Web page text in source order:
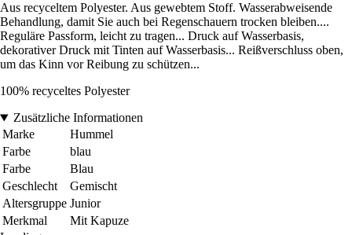
Aus recyceltem Polyester. Aus gewebtem Stoff. Wasserabweisende
Behandlung, damit Sie auch bei Regenschauern trocken bleiben....
Reguläre Passform, leicht zu tragen... Druck auf Wasserbasis,
dekorativer Druck mit Tinten auf Wasserbasis... Reißverschluss oben,
um das Kinn vor Reibung zu schützen...
100% recyceltes Polyester
Zusätzliche Informationen
Marke
Hummel
Farbe
blau
Farbe
Blau
Geschlecht
Gemischt
Altersgruppe Junior
Merkmal
Mit Kapuze